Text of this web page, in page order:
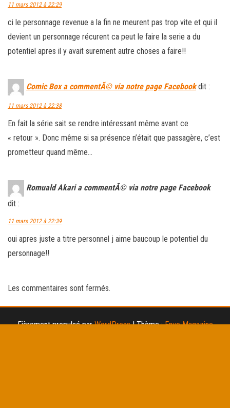
11 mars 2012 à 22:29
ci le personnage revenue a la fin ne meurent pas trop vite et qui il
devient un personnage récurent ca peut le faire la serie a du
potentiel apres il y avait surement autre choses a faire!!
Comic Box a commentÃ© via notre page Facebook dit :
11 mars 2012 à 22:38
En fait la série sait se rendre intéressant même avant ce
« retour ». Donc même si sa présence n’était que passagère, c’est
prometteur quand même…
Romuald Akari a commentÃ© via notre page Facebook
dit :
11 mars 2012 à 22:39
oui apres juste a titre personnel j aime baucoup le potentiel du
personnage!!
Les commentaires sont fermés.
Fièrement propulsé parWordPress |Thème :Envo Magazine